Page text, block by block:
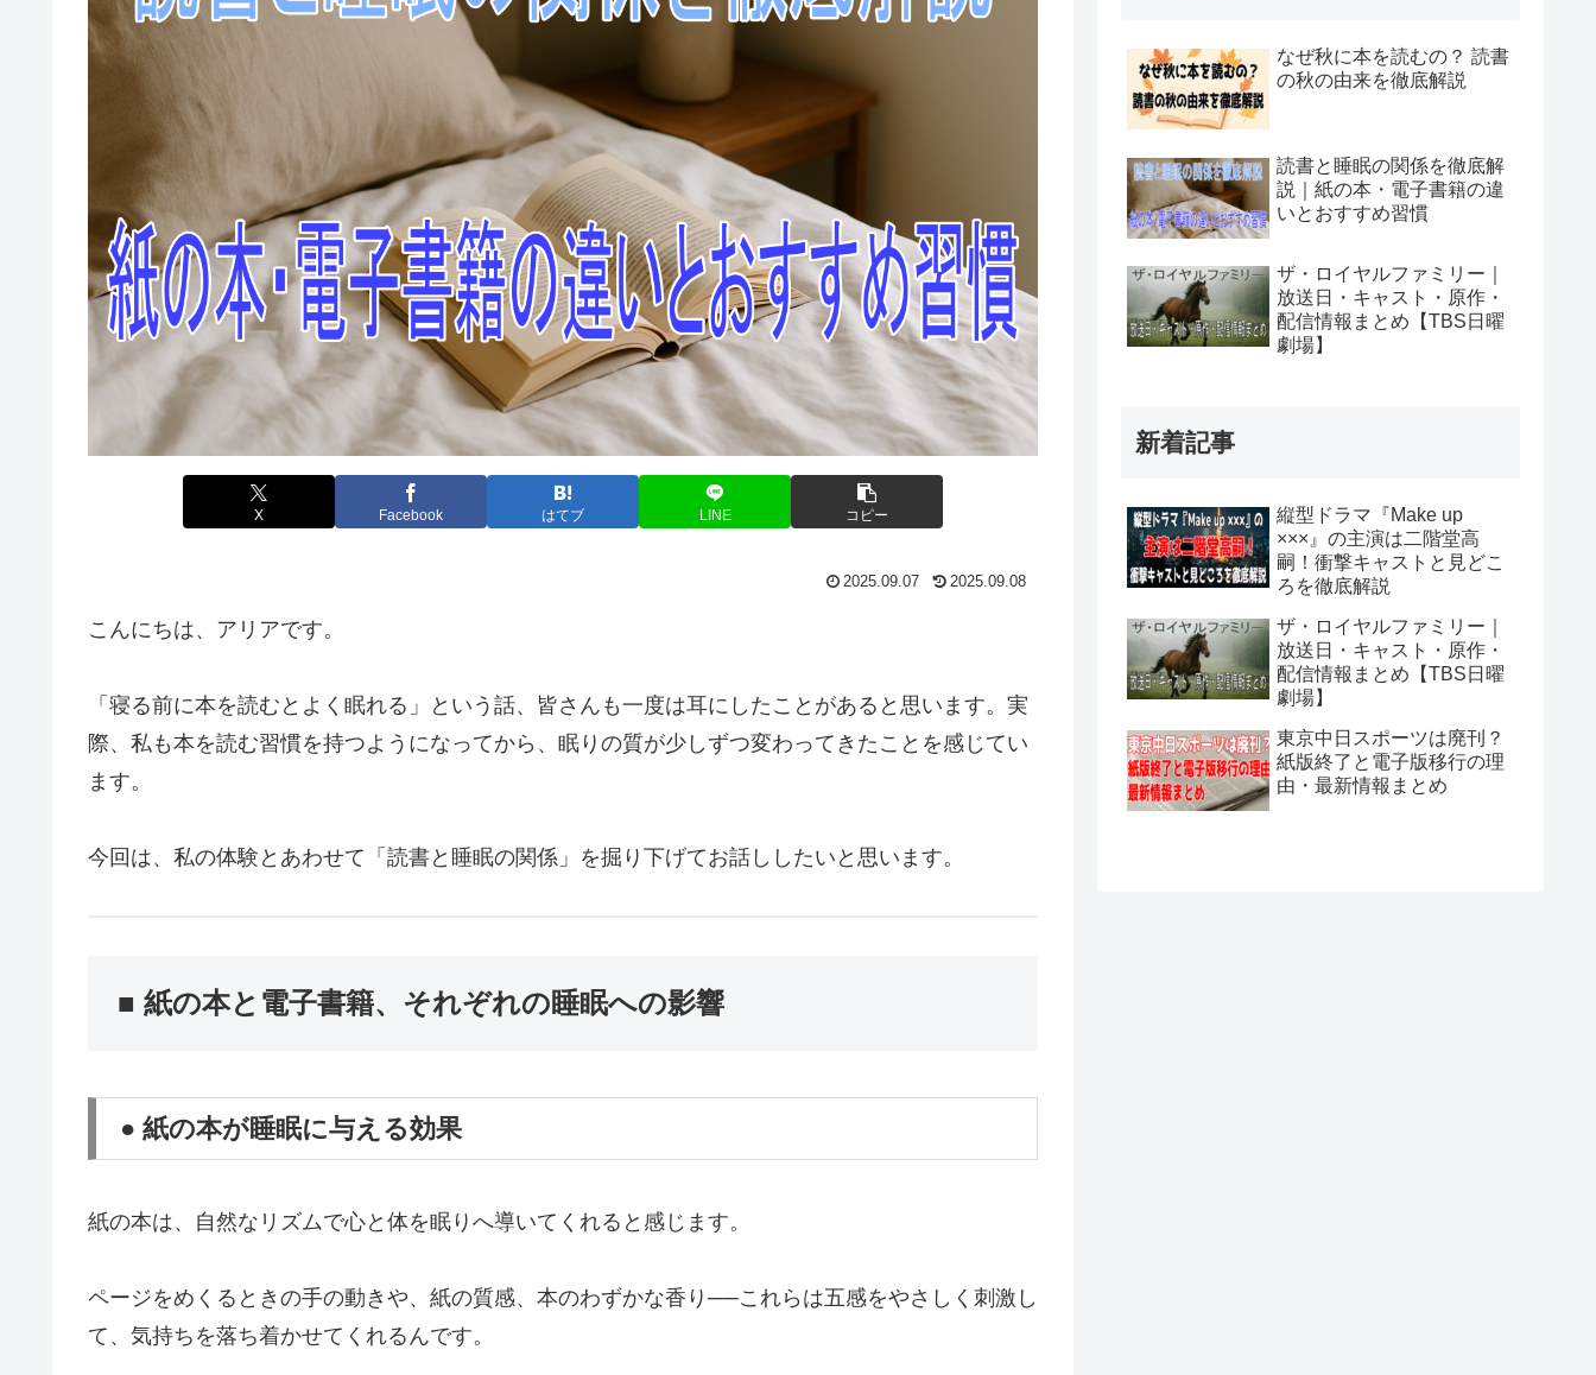
X Facebook はてブ LINE コピー
2025.09.07 2025.09.08
こんにちは、アリアです。
「寝る前に本を読むとよく眠れる」という話、皆さんも一度は耳にしたことがあると思います。実
際、私も本を読む習慣を持つようになってから、眠りの質が少しずつ変わってきたことを感じてい
ます。
今回は、私の体験とあわせて「読書と睡眠の関係」を掘り下げてお話ししたいと思います。
■ 紙の本と電子書籍、それぞれの睡眠への影響
● 紙の本が睡眠に与える効果
紙の本は、自然なリズムで心と体を眠りへ導いてくれると感じます。
ページをめくるときの手の動きや、紙の質感、本のわずかな香り──これらは五感をやさしく刺激し
て、気持ちを落ち着かせてくれるんです。
なぜ秋に本を読むの？ 読書
の秋の由来を徹底解説
読書と睡眠の関係を徹底解
説｜紙の本・電子書籍の違
いとおすすめ習慣
ザ・ロイヤルファミリー｜
放送日・キャスト・原作・
配信情報まとめ【TBS日曜
劇場】
新着記事
縦型ドラマ『Make up
×××』の主演は二階堂高
嗣！衝撃キャストと見どこ
ろを徹底解説
ザ・ロイヤルファミリー｜
放送日・キャスト・原作・
配信情報まとめ【TBS日曜
劇場】
東京中日スポーツは廃刊？
紙版終了と電子版移行の理
由・最新情報まとめ